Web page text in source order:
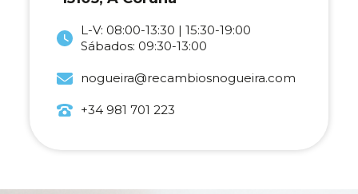
L-V: 08:00-13:30 | 15:30-19:00
Sábados: 09:30-13:00
nogueira@recambiosnogueira.com
+34 981 701 223